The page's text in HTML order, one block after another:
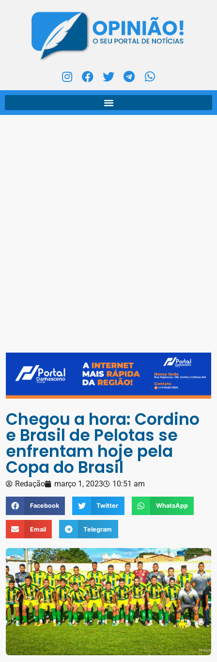
Chegou a hora: Cordino
e Brasil de Pelotas se
enfrentam hoje pela
Copa do Brasil
Redação março 1, 2023 10:51 am
Facebook Twitter WhatsApp
Email Telegram